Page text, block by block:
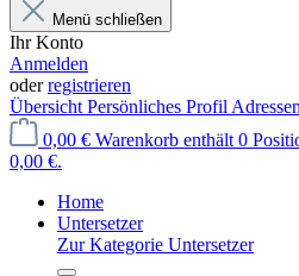
Menü schließen
Ihr Konto
Anmelden
oderregistrieren
Übersicht Persönliches Profil Adressen
0,00 € Warenkorb enthält 0
0,00 €.
Home
Untersetzer
Zur Kategorie Untersetzer